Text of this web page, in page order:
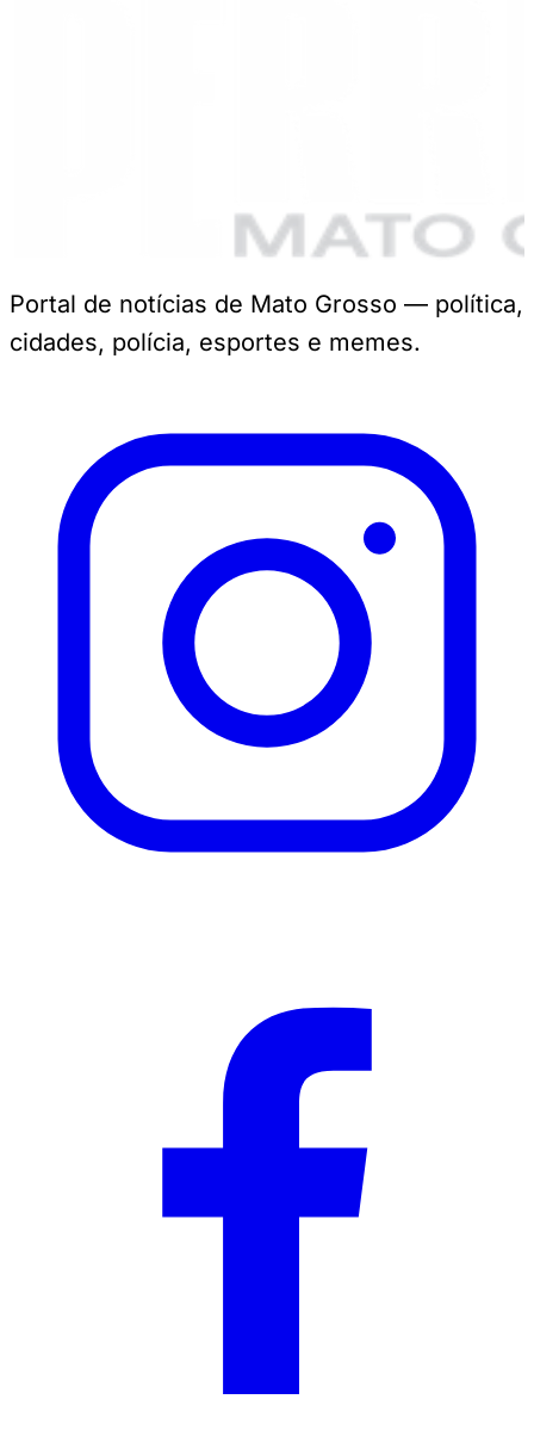
Portal de notícias de Mato Grosso — política,
cidades, polícia, esportes e memes.